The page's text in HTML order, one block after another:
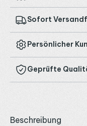
Sofort
Persönlicher
Geprüfte
Beschreibung